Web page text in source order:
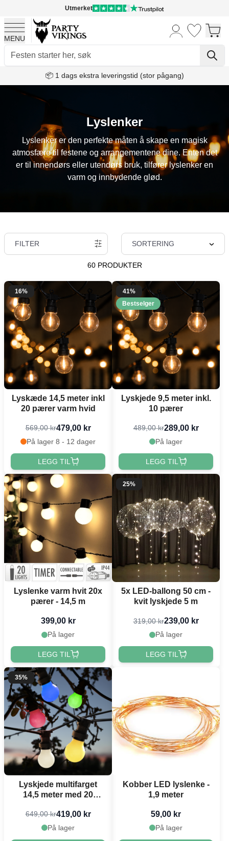
Utmerket
MENU
📦 1 dags ekstra leveringstid (stor pågang)
Skip to Content
Lyslenker
Lyslenker er den perfekte måten å skape en magisk
atmosfære til festene og arrangementene dine. Enten det
er til innendørs eller utendørs bruk, tilfører lyslenker en
varm og innbydende glød.
FILTER SORTERING
60 PRODUKTER
16%
Lyskæde 14,5 meter inkl
20 pærer varm hvid
569,00 kr479,00 kr
På lager 8 - 12 dager
LEGG TIL
41%
Bestselger
Lyskjede 9,5 meter inkl.
10 pærer
489,00 kr289,00 kr
På lager
LEGG TIL
Lyslenke varm hvit 20x
pærer - 14,5 m
399,00 kr
På lager
LEGG TIL
25%
5x LED-ballong 50 cm -
kvit lyskjede 5 m
319,00 kr239,00 kr
På lager
LEGG TIL
35%
Lyskjede multifarget
14,5 meter med 20
649,00 kr419,00 kr
På lager
Kobber LED lyslenke -
1,9 meter
59,00 kr
På lager